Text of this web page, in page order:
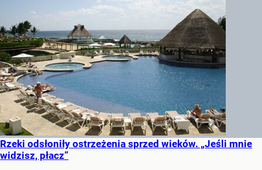
Rzeki odsłoniły ostrzeżenia sprzed wieków. „Jeśli mnie
widzisz, płacz”